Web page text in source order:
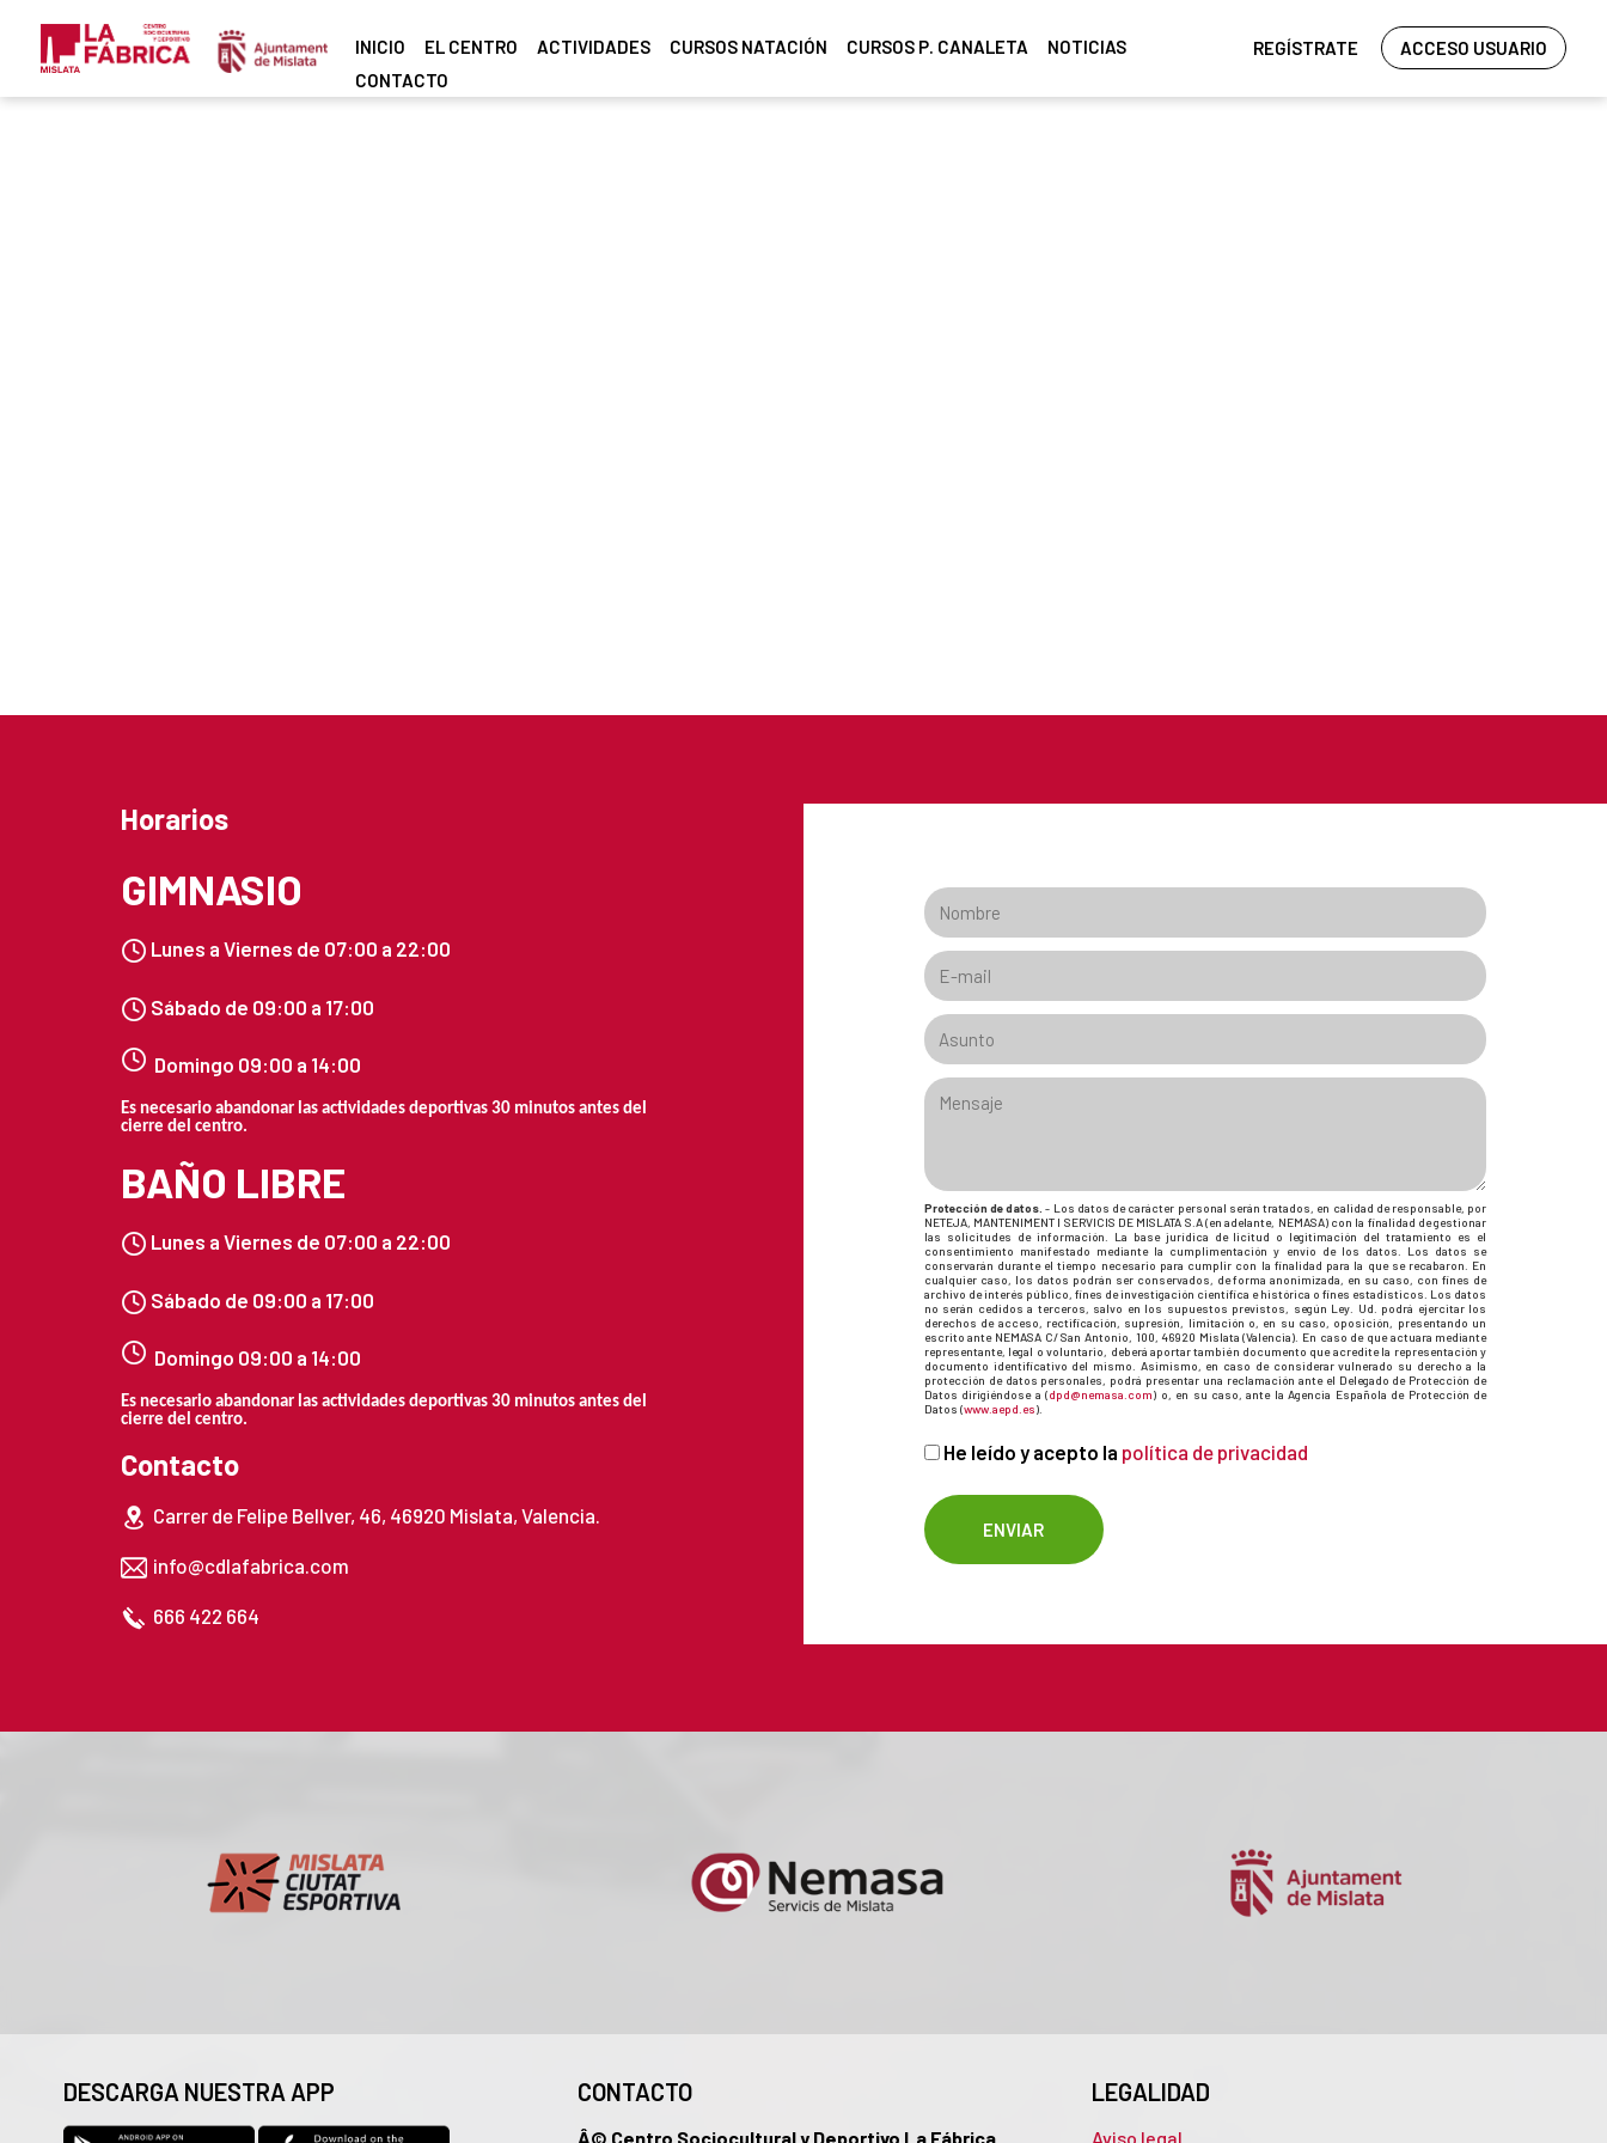
REGÍSTRATE ACCESO USUARIO
INICIO EL CENTRO ACTIVIDADES CURSOS NATACIÓN CURSOS P. CANALETA
NOTICIAS
CONTACTO
Horarios
GIMNASIO
Lunes a Viernes de 07:00 a 22:00
Sábado de 09:00 a 17:00
Domingo 09:00 a 14:00
Es necesario abandonar las actividades deportivas 30 minutos antes del
cierre del centro.
BAÑO LIBRE
Lunes a Viernes de 07:00 a 22:00
Sábado de 09:00 a 17:00
Domingo 09:00 a 14:00
Es necesario abandonar las actividades deportivas 30 minutos antes del
cierre del centro.
Contacto
Carrer de Felipe Bellver, 46, 46920 Mislata, Valencia.
info@cdlafabrica.com
666 422 664
Protección de datos. - Los datos de carácter personal serán tratados, en calidad de responsable, por
NETEJA, MANTENIMENT I SERVICIS DE MISLATA S.A (en adelante, NEMASA) con la finalidad de gestionar
las solicitudes de información. La base jurídica de licitud o legitimación del tratamiento es el
consentimiento manifestado mediante la cumplimentación y envío de los datos. Los datos se
conservarán durante el tiempo necesario para cumplir con la finalidad para la que se recabaron. En
cualquier caso, los datos podrán ser conservados, de forma anonimizada, en su caso, con fines de
archivo de interés público, fines de investigación científica e histórica o fines estadísticos. Los datos
no serán cedidos a terceros, salvo en los supuestos previstos, según Ley. Ud. podrá ejercitar los
derechos de acceso, rectificación, supresión, limitación o, en su caso, oposición, presentando un
escrito ante NEMASA C/ San Antonio, 100, 46920 Mislata (Valencia). En caso de que actuara mediante
representante, legal o voluntario, deberá aportar también documento que acredite la representación y
documento identificativo del mismo. Asimismo, en caso de considerar vulnerado su derecho a la
protección de datos personales, podrá presentar una reclamación ante el Delegado de Protección de
Datos dirigiéndose a (dpd@nemasa.com) o, en su caso, ante la Agencia Española de Protección de
Datos (www.aepd.es).
He leído y acepto la política de privacidad
DESCARGA NUESTRA APP CONTACTO
Â© Centro Sociocultural y Deportivo La Fábrica
LEGALIDAD
Aviso legal